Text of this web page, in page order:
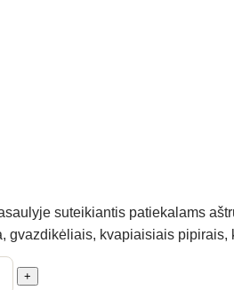
suteikiantis patiekalams
gvazdikėliais, kvapiaisiais pipirais,
+